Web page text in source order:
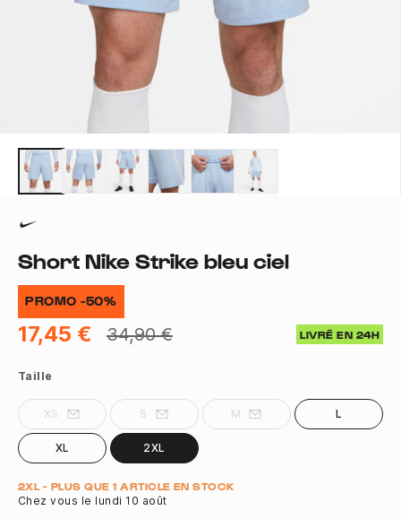
Short Nike Strike bleu ciel
PROMO -50%
17,45 € 34,90 € LIVRÉ EN 24H
Taille
XS S M L
XL 2XL
Quantité
2XL - PLUS QUE 1 ARTICLE EN STOCK
Chez vous le lundi 10 août